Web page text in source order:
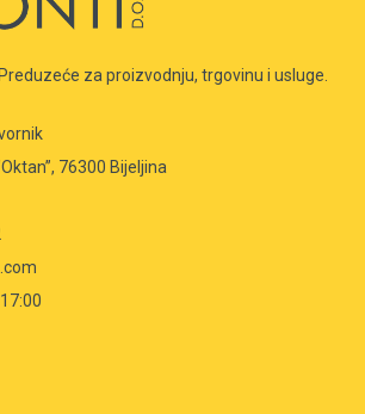
za proizvodnju, trgovinu i usluge.
76300 Bijeljina